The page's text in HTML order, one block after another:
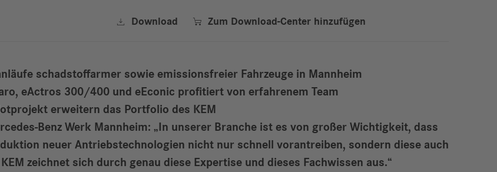
 Download  Zum Download-Center hinzufügen
schadstoffarmer sowie emissionsfreier Fahrzeuge in Mannheim
eActros 300/400 und eEconic profitiert von erfahrenem Team
erweitern das Portfolio des KEM
Benz Werk Mannheim: „In unserer Branche ist es von großer Wichtigkeit, dass
neuer Antriebstechnologien nicht nur schnell vorantreiben, sondern diese auch
zeichnet sich durch genau diese Expertise und dieses Fachwissen aus.“